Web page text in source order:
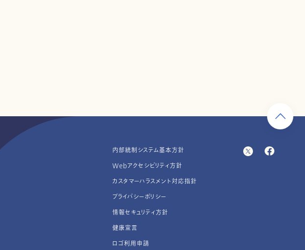
内部統制システム基本方針
Webアクセシビリティ方針
カスタマーハラスメント対応指針
プライバシーポリシー
情報セキュリティ方針
健康宣言
ロゴ利用申請